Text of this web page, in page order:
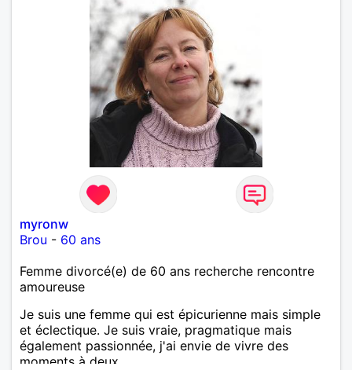
myronw
Brou - 60 ans
Femme divorcé(e) de 60 ans recherche rencontre
amoureuse
Je suis une femme qui est épicurienne mais simple
et éclectique. Je suis vraie, pragmatique mais
également passionnée, j'ai envie de vivre des
moments à deux.